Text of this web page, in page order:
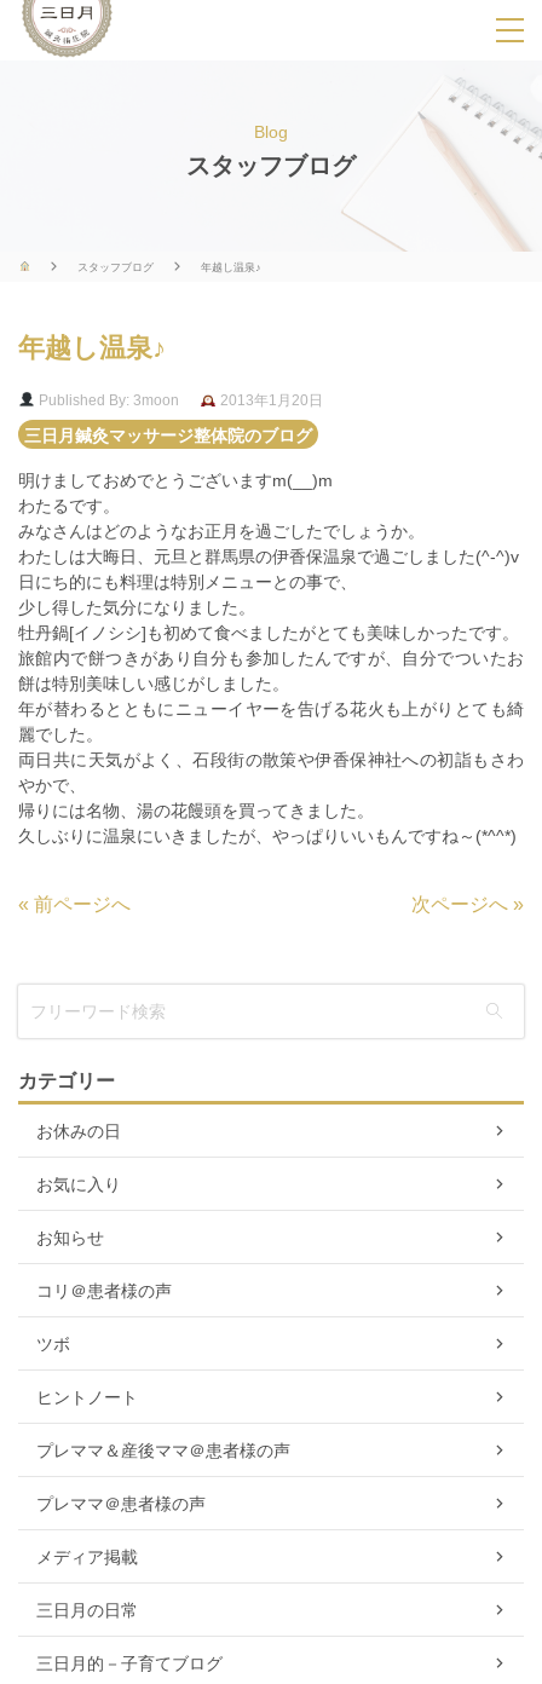
SPメニ
ー
展
用
ボ
Blog
スタッフブログ
スタッフブログ 年越し温泉♪
年越し温泉♪
Published By: 3moon
2013年1月20日
三日月鍼灸マッサージ整体院のブログ
明けましておめでとうございますm(__)m
わたるです。
みなさんはどのようなお正月を過ごしたでしょうか。
わたしは大晦日、元旦と群馬県の伊香保温泉で過ごしました(^-^)v
日にち的にも料理は特別メニューとの事で、
少し得した気分になりました。
牡丹鍋[イノシシ]も初めて食べましたがとても美味しかったです。
旅館内で餅つきがあり自分も参加したんですが、自分でついたお
餅は特別美味しい感じがしました。
年が替わるとともにニューイヤーを告げる花火も上がりとても綺
麗でした。
両日共に天気がよく、石段街の散策や伊香保神社への初詣もさわ
やかで、
帰りには名物、湯の花饅頭を買ってきました。
久しぶりに温泉にいきましたが、やっぱりいいもんですね～(*^^*)
« 前ページへ 次ページへ »
カテゴリー
お休みの日
お気に入り
お知らせ
コリ＠患者様の声
ツボ
ヒントノート
プレママ＆産後ママ＠患者様の声
プレママ＠患者様の声
メディア掲載
三日月の日常
三日月的－子育てブログ